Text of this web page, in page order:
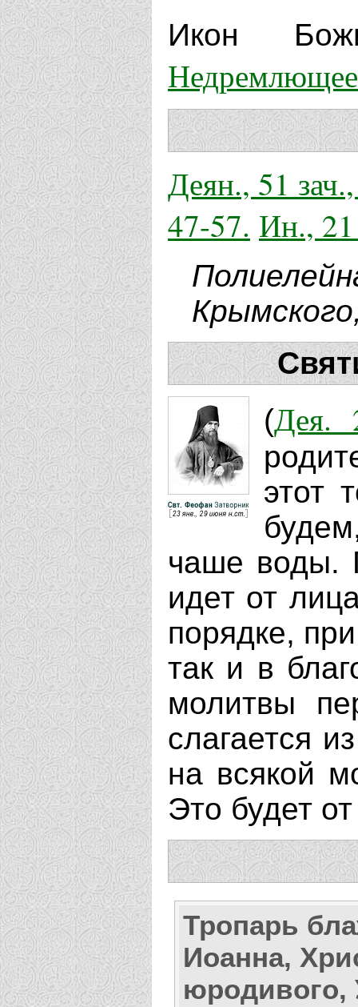
Икон
Деян., 51
47-57. Ин.,
(Дея.
этот
чаше воды.
идет от
порядке,
так и в
молитвы
слагается
на всякой
Это будет
Тропарь
Иоанна,
юродивого,